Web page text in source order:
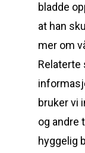
bladde
at han
mer om
Relaterte
bruker vi
og andre
hyggelig